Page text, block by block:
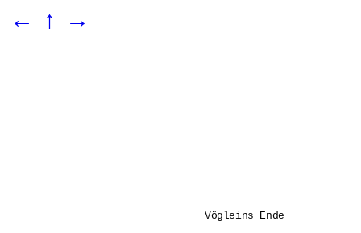
← ↑ →
Vögleins Ende